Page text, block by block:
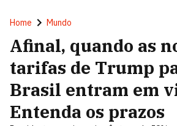
Home Mundo
Afinal, quando as
tarifas de Trump
Brasil entram em
Entenda os prazos